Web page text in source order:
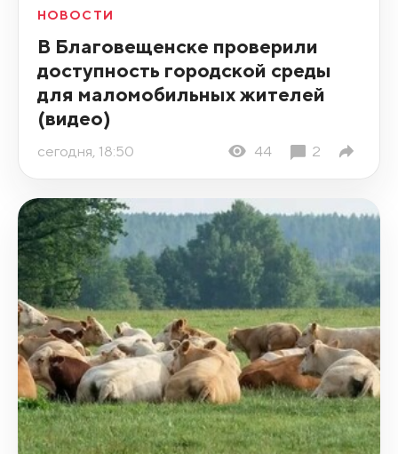
НОВОСТИ
В Благовещенске проверили
доступность городской среды
для маломобильных жителей
(видео)
сегодня, 18:50 44 2